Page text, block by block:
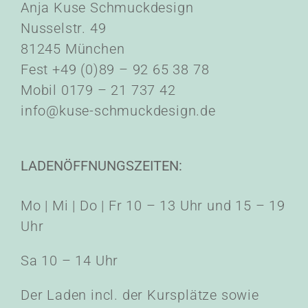
Anja Kuse Schmuckdesign
Nusselstr. 49
81245 München
Fest +49 (0)89 – 92 65 38 78
Mobil 0179 – 21 737 42
info@kuse-schmuckdesign.de
LADENÖFFNUNGSZEITEN:
Mo | Mi | Do | Fr 10 – 13 Uhr und 15 – 19
Uhr
Sa 10 – 14 Uhr
Der Laden incl. der Kursplätze sowie